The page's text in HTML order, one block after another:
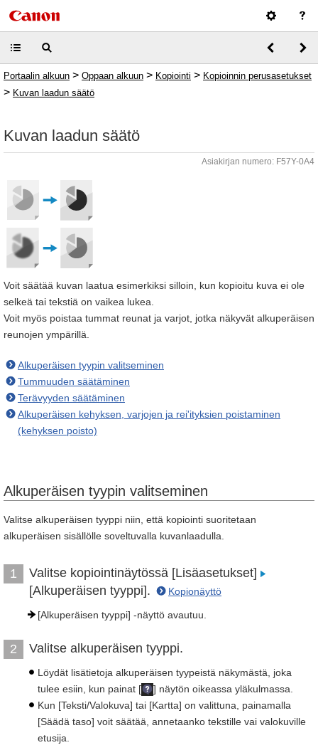
Portaalin alkuun > Oppaan alkuun > Kopiointi > Kopioinnin perusasetukset
> Kuvan laadun säätö
Kuvan laadun säätö
Asiakirjan numero: F57Y-0A4
Voit säätää kuvan laatua esimerkiksi silloin, kun kopioitu kuva ei ole
selkeä tai tekstiä on vaikea lukea.
Voit myös poistaa tummat reunat ja varjot, jotka näkyvät alkuperäisen
reunojen ympärillä.
Alkuperäisen tyypin valitseminen
Tummuuden säätäminen
Terävyyden säätäminen
Alkuperäisen kehyksen, varjojen ja rei'ityksien poistaminen
(kehyksen poisto)
Alkuperäisen tyypin valitseminen
Valitse alkuperäisen tyyppi niin, että kopiointi suoritetaan
alkuperäisen sisällölle soveltuvalla kuvanlaadulla.
1
Valitse kopiointinäytössä [Lisäasetukset]
[Alkuperäisen tyyppi].
Kopionäyttö
[Alkuperäisen tyyppi] -näyttö avautuu.
2 Valitse alkuperäisen tyyppi.
Löydät lisätietoja alkuperäisen tyypeistä näkymästä, joka
tulee esiin, kun painat [
] näytön oikeassa yläkulmassa.
Kun [Teksti/Valokuva] tai [Kartta] on valittuna, painamalla
[Säädä taso] voit säätää, annetaanko tekstille vai valokuville
etusija.